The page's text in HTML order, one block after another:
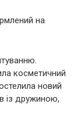
на
косметичний
новий
із дружиною,